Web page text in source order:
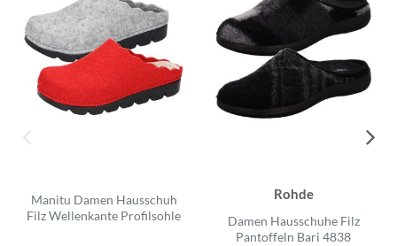
Manitu Damen Hausschuh
Filz Wellenkante Profilsohle
Rohde
Damen Hausschuhe Filz
Pantoffeln Bari 4838